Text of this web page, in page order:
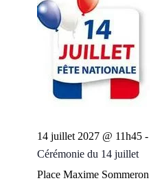
Cérémonie du 14 juillet
14 juillet 2027 @ 11h45 -
Place Maxime Sommeron